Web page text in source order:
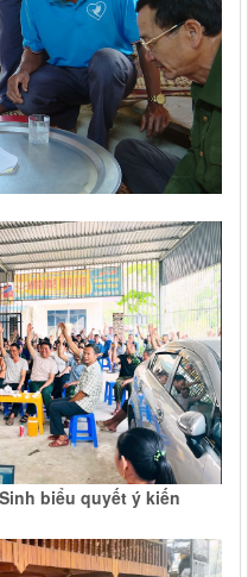
biểu quyết ý kiến